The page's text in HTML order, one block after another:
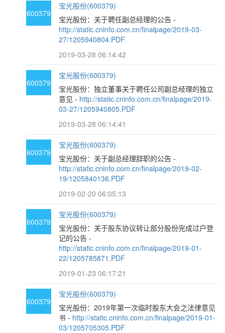
600379
宝光股份(600379)
宝光股份：关于聘任副总经理的公告 -
http://static.cninfo.com.cn/finalpage/2019-03-
27/1205940804.PDF
2019-03-28 06:14:42
600379
宝光股份(600379)
宝光股份：独立董事关于聘任公司副总经理的独立
意见 - http://static.cninfo.com.cn/finalpage/2019-
03-27/1205940805.PDF
2019-03-28 06:14:41
600379
宝光股份(600379)
宝光股份：关于副总经理辞职的公告 -
http://static.cninfo.com.cn/finalpage/2019-02-
19/1205840136.PDF
2019-02-20 06:05:13
600379
宝光股份(600379)
宝光股份：关于股东协议转让部分股份完成过户登
记的公告 -
http://static.cninfo.com.cn/finalpage/2019-01-
22/1205785871.PDF
2019-01-23 06:17:21
600379
宝光股份(600379)
宝光股份：2019年第一次临时股东大会之法律意见
书 - http://static.cninfo.com.cn/finalpage/2019-01-
03/1205705305.PDF